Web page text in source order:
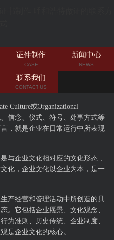
证件制作
CASE
新闻中心
NEWS
联系我们
CONTACT US
Culture或Organizational
信念、仪式、符号、处事方式等
，就是企业在日常运行中所表现
与企业文化相对应的文化形态，
化，企业文化以企业为本，是一
产经营和管理活动中所创造的具
。它包括企业愿景、文化观念、
为准则、历史传统、企业制度、
是企业文化的核心。